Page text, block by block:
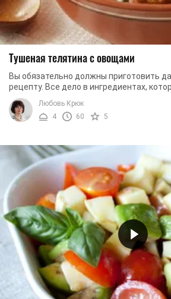
Тушеная телятина с овощами
Вы обязательно должны приготовить
рецепту. Все дело в ингредиентах,
сочетаются друг с другом. Такое блюдо ...
Любовь Крюк
4
60 5